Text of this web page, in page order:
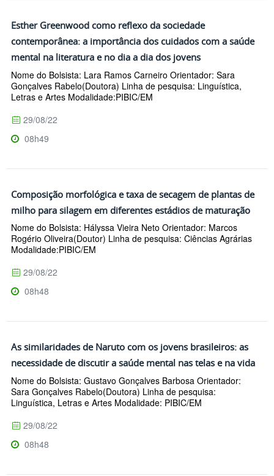
Esther Greenwood como reflexo da sociedade
contemporânea: a importância dos cuidados com a saúde
mental na literatura e no dia a dia dos jovens
Nome do Bolsista: Lara Ramos Carneiro Orientador: Sara
Gonçalves Rabelo(Doutora) Linha de pesquisa: Linguística,
Letras e Artes Modalidade:PIBIC/EM
29/08/22
08h49
Composição morfológica e taxa de secagem de plantas de
milho para silagem em diferentes estádios de maturação
Nome do Bolsista: Hályssa Vieira Neto Orientador: Marcos
Rogério Oliveira(Doutor) Linha de pesquisa: Ciências Agrárias
Modalidade:PIBIC/EM
29/08/22
08h48
As similaridades de Naruto com os jovens brasileiros: as
necessidade de discutir a saúde mental nas telas e na vida
Nome do Bolsista: Gustavo Gonçalves Barbosa Orientador:
Sara Gonçalves Rabelo(Doutora) Linha de pesquisa:
Linguística, Letras e Artes Modalidade: PIBIC/EM
29/08/22
08h48